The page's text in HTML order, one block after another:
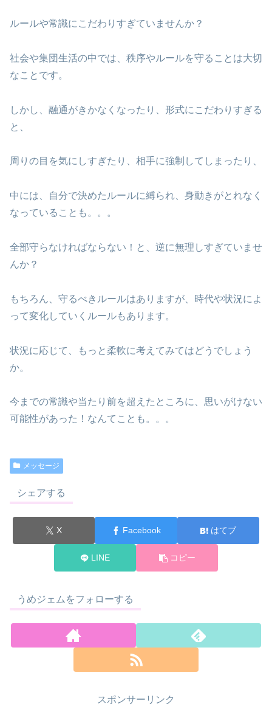
ルールや常識にこだわりすぎていませんか？
社会や集団生活の中では、秩序やルールを守ることは大切
なことです。
しかし、融通がきかなくなったり、形式にこだわりすぎる
と、
周りの目を気にしすぎたり、相手に強制してしまったり、
中には、自分で決めたルールに縛られ、身動きがとれなく
なっていることも。。。
全部守らなければならない！と、逆に無理しすぎていませ
んか？
もちろん、守るべきルールはありますが、時代や状況によ
って変化していくルールもあります。
状況に応じて、もっと柔軟に考えてみてはどうでしょう
か。
今までの常識や当たり前を超えたところに、思いがけない
可能性があった！なんてことも。。。
メッセージ
シェアする
X Facebook はてブ
LINE コピー
うめジェムをフォローする
スポンサーリンク